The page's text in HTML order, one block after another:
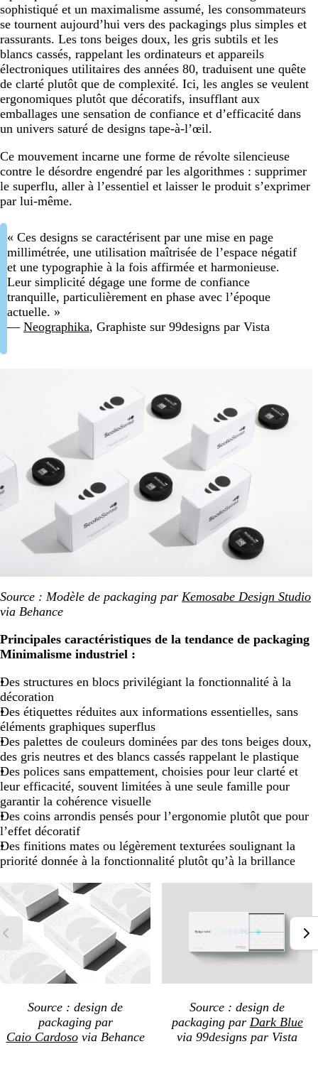
sophistiqué et un maximalisme assumé, les consommateurs
se tournent aujourd’hui vers des packagings plus simples et
rassurants. Les tons beiges doux, les gris subtils et les
blancs cassés, rappelant les ordinateurs et appareils
électroniques utilitaires des années 80, traduisent une quête
de clarté plutôt que de complexité. Ici, les angles se veulent
ergonomiques plutôt que décoratifs, insufflant aux
emballages une sensation de confiance et d’efficacité dans
un univers saturé de designs tape-à-l’œil.
Ce mouvement incarne une forme de révolte silencieuse
contre le désordre engendré par les algorithmes : supprimer
le superflu, aller à l’essentiel et laisser le produit s’exprimer
par lui-même.
« Ces designs se caractérisent par une mise en page
millimétrée, une utilisation maîtrisée de l’espace négatif
et une typographie à la fois affirmée et harmonieuse.
Leur simplicité dégage une forme de confiance
tranquille, particulièrement en phase avec l’époque
actuelle. »
— Neographika, Graphiste sur 99designs par Vista
Source : Modèle de packaging par Kemosabe Design Studio
via Behance
Principales caractéristiques de la tendance de packaging
Minimalisme industriel :
Des structures en blocs privilégiant la fonctionnalité à la
décoration
Des étiquettes réduites aux informations essentielles, sans
éléments graphiques superflus
Des palettes de couleurs dominées par des tons beiges doux,
des gris neutres et des blancs cassés rappelant le plastique
Des polices sans empattement, choisies pour leur clarté et
leur efficacité, souvent limitées à une seule famille pour
garantir la cohérence visuelle
Des coins arrondis pensés pour l’ergonomie plutôt que pour
l’effet décoratif
Des finitions mates ou légèrement texturées soulignant la
priorité donnée à la fonctionnalité plutôt qu’à la brillance
Source : design de
packaging par
Caio Cardosovia Behance
Source : design de
packaging par Dark Blue
via 99designs par Vista